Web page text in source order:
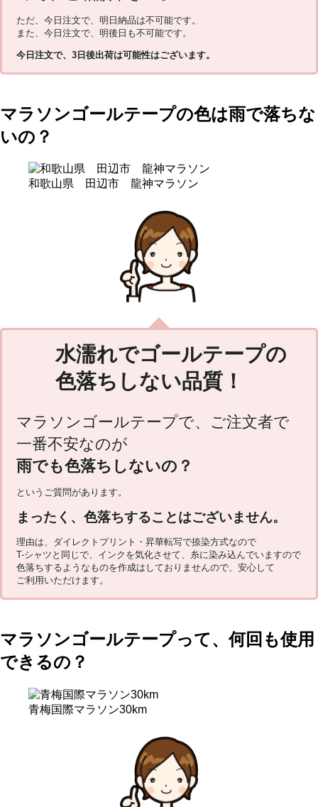
ただ、今日注文で、明日納品は不可能です。
また、今日注文で、明後日も不可能です。
今日注文で、3日後出荷は可能性はございます。
マラソンゴールテープの色は雨で落ちな
いの？
和歌山県 田辺市 龍神マラソン
水濡れでゴールテープの
色落ちしない品質！
マラソンゴールテープで、ご注文者で
一番不安なのが
雨でも色落ちしないの？
というご質問があります。
まったく、色落ちすることはございません。
理由は、ダイレクトプリント・昇華転写で捺染方式なので
T-シャツと同じで、インクを気化させて、糸に染み込んでいますので
色落ちするようなものを作成はしておりませんので、安心して
ご利用いただけます。
マラソンゴールテープって、何回も使用
できるの？
青梅国際マラソン30km